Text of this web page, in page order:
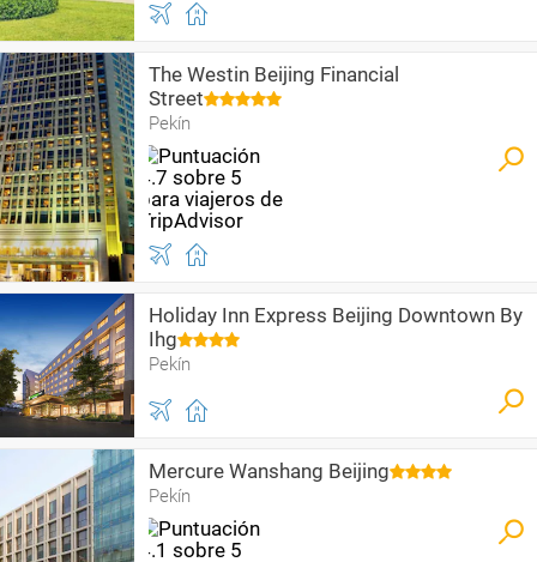
The Westin Beijing Financial
Street
Pekín
Holiday Inn Express Beijing Downtown By
Ihg
Pekín
Mercure Wanshang Beijing
Pekín